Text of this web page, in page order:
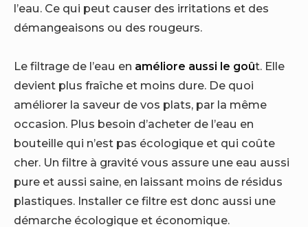
l’eau. Ce qui peut causer des irritations et des
démangeaisons ou des rougeurs.
Le filtrage de l’eau en améliore aussi le goût. Elle
devient plus fraîche et moins dure. De quoi
améliorer la saveur de vos plats, par la même
occasion. Plus besoin d’acheter de l’eau en
bouteille qui n’est pas écologique et qui coûte
cher. Un filtre à gravité vous assure une eau aussi
pure et aussi saine, en laissant moins de résidus
plastiques. Installer ce filtre est donc aussi une
démarche écologique et économique.